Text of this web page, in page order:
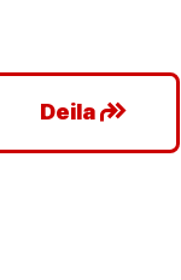
Deilagoogle_plus_reshare